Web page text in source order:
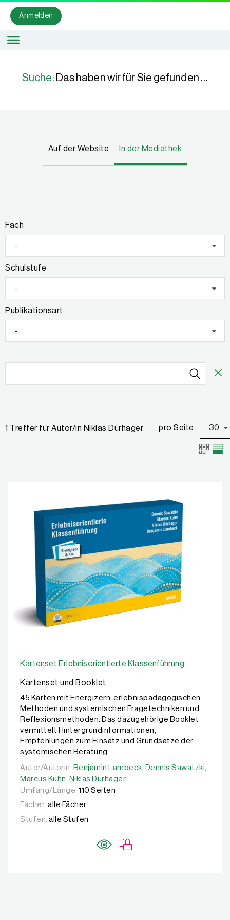
Anmelden
Suche: Das haben wir für Sie gefunden …
Auf der Website In der Mediathek
Fach
-
Schulstufe
-
Publikationsart
-
1 Treffer für Autor/in Niklas Dürhager pro Seite: 30
Kartenset Erlebnisorientierte Klassenführung
Kartenset und Booklet
45 Karten mit Energizern, erlebnispädagogischen
Methoden und systemischen Fragetechniken und
Reflexionsmethoden. Das dazugehörige Booklet
vermittelt Hintergrundinformationen,
Empfehlungen zum Einsatz und Grundsätze der
systemischen Beratung.
Autor/Autorin: Benjamin Lambeck, Dennis Sawatzki,
Autor/Autorin: Benjamin Lambeck,
Dennis Sawatzki,
Marcus Kuhn,
Niklas Dürhager
Umfang/Länge: 110 Seiten
Fächer: alle Fächer
Stufen: alle Stufen